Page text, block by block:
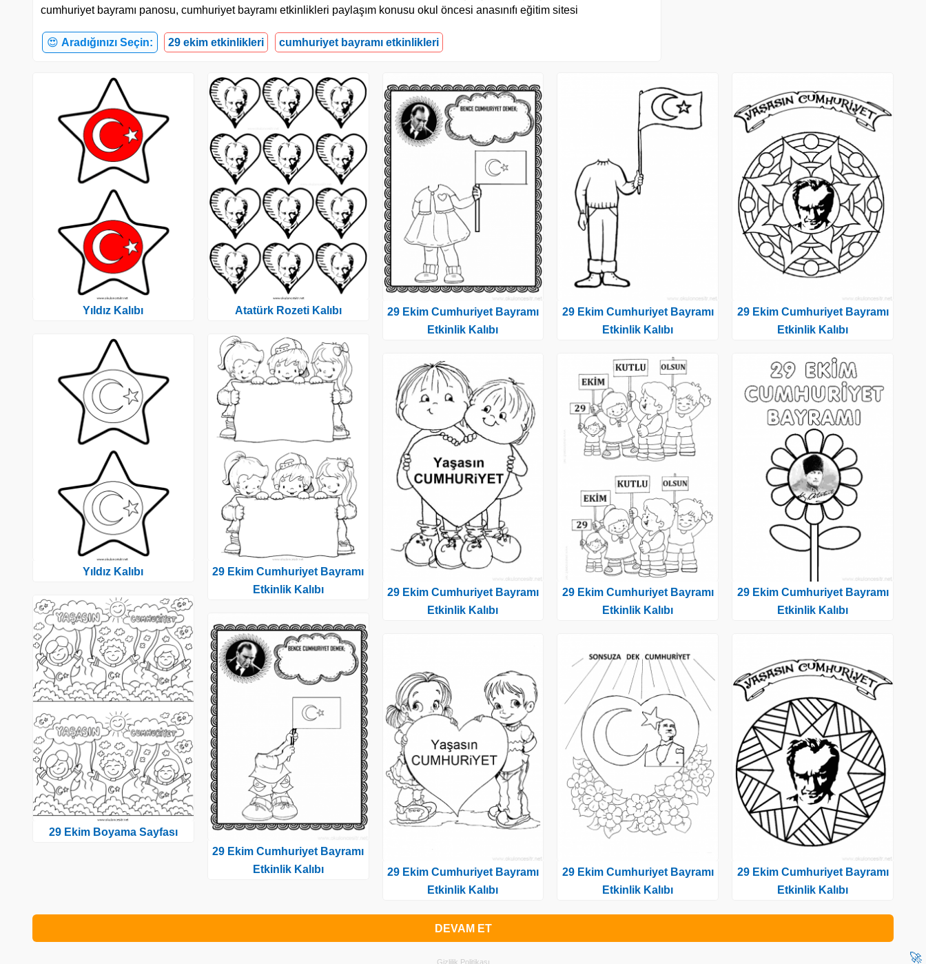
cumhuriyet bayramı panosu, cumhuriyet bayramı etkinlikleri paylaşım konusu okul öncesi anasınıfı eğitim sitesi
😍 Aradığınızı Seçin: 29 ekim etkinlikleri cumhuriyet bayramı etkinlikleri
Yıldız Kalıbı
Yıldız Kalıbı
29 Ekim Boyama Sayfası
Atatürk Rozeti Kalıbı
29 Ekim Cumhuriyet Bayramı
Etkinlik Kalıbı
29 Ekim Cumhuriyet Bayramı
Etkinlik Kalıbı
29 Ekim Cumhuriyet Bayramı
Etkinlik Kalıbı
29 Ekim Cumhuriyet Bayramı
Etkinlik Kalıbı
29 Ekim Cumhuriyet Bayramı
Etkinlik Kalıbı
29 Ekim Cumhuriyet Bayramı
Etkinlik Kalıbı
29 Ekim Cumhuriyet Bayramı
Etkinlik Kalıbı
29 Ekim Cumhuriyet Bayramı
Etkinlik Kalıbı
29 Ekim Cumhuriyet Bayramı
Etkinlik Kalıbı
29 Ekim Cumhuriyet Bayramı
Etkinlik Kalıbı
29 Ekim Cumhuriyet Bayramı
Etkinlik Kalıbı
DEVAM ET
Gizlilik Politikası 🚀